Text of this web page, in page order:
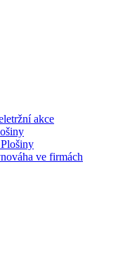
akce
ve firmách